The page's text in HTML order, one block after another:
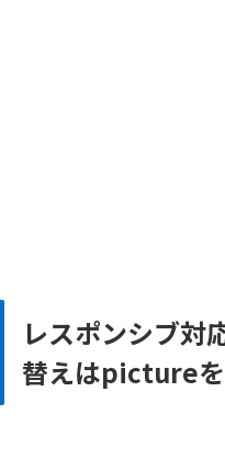
レスポンシブ対
替えはpicture